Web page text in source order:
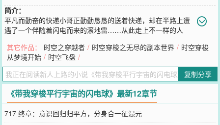
简介：
平凡而勤奋的快递小哥正勤勤恳恳的送着快递，却在半路上遭
遇了一个伴随着闪电而来的滚地雷……从此走上不一样的人
只是灵魂意识的穿梭，事实上身体也伴随着在平行宇宙内的历练而同
步成长……真实的游戏、影视的空间、不一样的历史，一切只为守护
世界而战
您要是觉得《带我穿梭平行宇宙的闪电球》还不错的话请不要忘记向
您QQ群和微博微信里的朋友推荐哦！
其它作品： 时空之穿越者 / 时空穿梭之无尽的副本世界 / 时空穿梭
从梦境开始 / 时空飞盘 /
复制分享
《带我穿梭平行宇宙的闪电球》最新12章节
717 终章：意识回归归平方，分身合一征混元